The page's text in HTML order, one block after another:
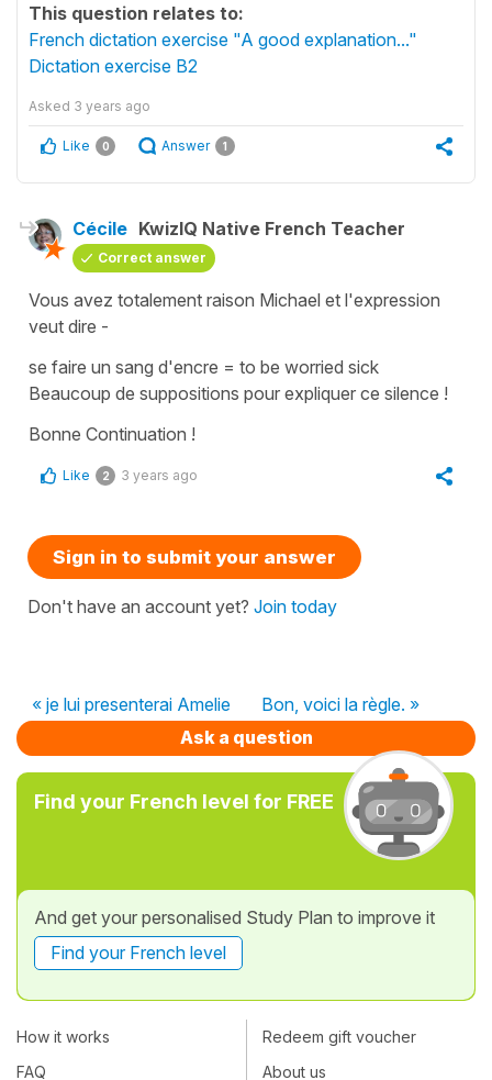
This question relates to:
French dictation exercise "A good explanation..."
Dictation exercise B2
Asked 3 years ago
Like 0 Answer 1
Cécile KwizIQ Native French Teacher
Correct answer
Vous avez totalement raison Michael et l'expression
veut dire -
se faire un sang d'encre = to be worried sick
Beaucoup de suppositions pour expliquer ce silence !
Bonne Continuation !
Like 2 3 years ago
Sign in to submit your answer
Don't have an account yet? Join today
« je lui presenterai Amelie
Bon, voici la règle. »
Ask a question
Find your French level for FREE
And get your personalised Study Plan to improve it
Find your French level
How it works
FAQ
Redeem gift voucher
About us